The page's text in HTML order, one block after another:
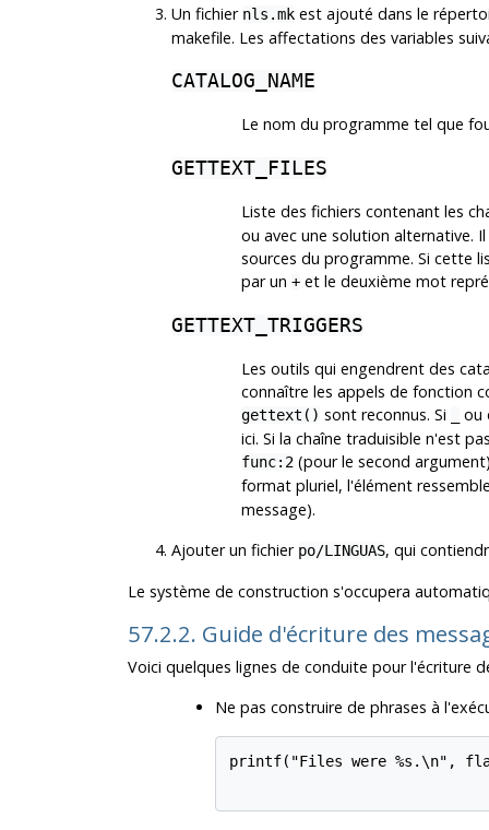
Un fichier nls.mkest ajouté dans le
makefile. Les affectations des variables
CATALOG_NAME
Le nom du programme tel que
GETTEXT_FILES
Liste des fichiers contenant les
ou avec une solution alternative.
sources du programme. Si cette
par un +et le deuxième mot
GETTEXT_TRIGGERS
Les outils qui engendrent des
connaître les appels de fonction
gettext() sont reconnus. Si
ou
ici. Si la chaîne traduisible n'est
func:2(pour le second
format pluriel, l'élément
message).
Ajouter un fichier po/LINGUAS, qui
Le système de construction s'occupera
57.2.2. Guide d'écriture des
Voici quelques lignes de conduite pour l'écriture
Ne pas construire de phrases à
printf("Files were %s.\n",